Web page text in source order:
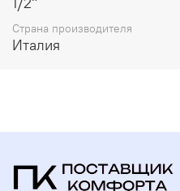
Страна производителя
Италия